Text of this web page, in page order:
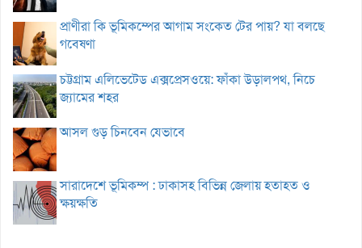
প্রাণীরা কি ভূমিকম্পের আগাম সংকেত টের পায়? যা বলছে
গবেষণা
চট্টগ্রাম এলিভেটেড এক্সপ্রেসওয়ে: ফাঁকা উড়ালপথ, নিচে
জ্যামের শহর
আসল গুড় চিনবেন যেভাবে
সারাদেশে ভূমিকম্প : ঢাকাসহ বিভিন্ন জেলায় হতাহত ও
ক্ষয়ক্ষতি